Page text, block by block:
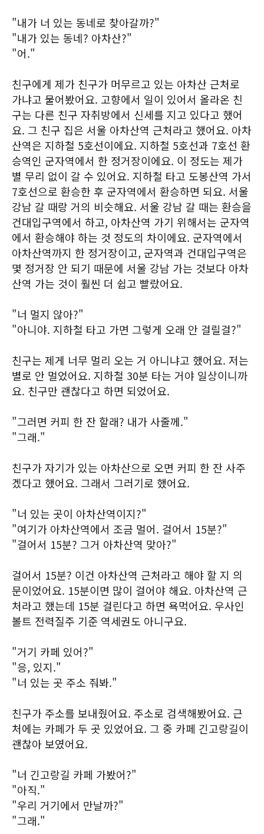
"내가 너 있는 동네로 찾아갈까?"
"내가 있는 동네? 아차산?"
"어."
친구에게 제가 친구가 머무르고 있는 아차산 근처로
가냐고 물어봤어요. 고향에서 일이 있어서 올라온 친
구는 다른 친구 자취방에서 신세를 지고 있다고 했어
요. 그 친구 집은 서울 아차산역 근처라고 했어요. 아차
산역은 지하철 5호선이에요. 지하철 5호선과 7호선 환
승역인 군자역에서 한 정거장이에요. 이 정도는 제가
별 무리 없이 갈 수 있어요. 지하철 타고 도봉산역 가서
7호선으로 환승한 후 군자역에서 환승하면 되요. 서울
강남 갈 때랑 거의 비슷해요. 서울 강남 갈 때는 환승을
건대입구역에서 하고, 아차산역 가기 위해서는 군자역
에서 환승해야 하는 것 정도의 차이에요. 군자역에서
아차산역까지 한 정거장이고, 군자역과 건대입구역은
몇 정거장 안 되기 때문에 서울 강남 가는 것보다 아차
산역 가는 것이 훨씬 더 쉽고 빨랐어요.
"너 멀지 않아?"
"아니야. 지하철 타고 가면 그렇게 오래 안 걸릴걸?"
친구는 제게 너무 멀리 오는 거 아니냐고 했어요. 저는
별로 안 멀었어요. 지하철 30분 타는 거야 일상이니까
요. 친구만 괜찮다고 하면 되었어요.
"그러면 커피 한 잔 할래? 내가 사줄께."
"그래."
친구가 자기가 있는 아차산으로 오면 커피 한 잔 사주
겠다고 했어요. 그래서 그러기로 했어요.
"너 있는 곳이 아차산역이지?"
"여기가 아차산역에서 조금 멀어. 걸어서 15분?"
"걸어서 15분? 그거 아차산역 맞아?"
걸어서 15분? 이건 아차산역 근처라고 해야 할 지 의
문이었어요. 15분이면 많이 걸어야 해요. 아차산역 근
처라고 했는데 15분 걸린다고 하면 욕먹어요. 우사인
볼트 전력질주 기준 역세권도 아니구요.
"거기 카페 있어?"
"응, 있지."
"너 있는 곳 주소 줘봐."
친구가 주소를 보내줬어요. 주소로 검색해봤어요. 근
처에는 카페가 두 곳 있었어요. 그 중 카페 긴고랑길이
괜찮아 보였어요.
"너 긴고랑길 카페 가봤어?"
"아직."
"우리 거기에서 만날까?"
"그래."